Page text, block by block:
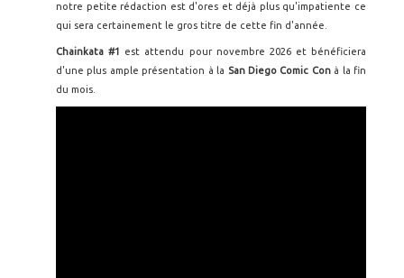
notre petite rédaction est d'ores et déjà plus qu'impatiente ce
qui sera certainement le gros titre de cette fin d'année.
Chainkata #1 est attendu pour novembre 2026 et bénéficiera
d'une plus ample présentation à la San Diego Comic Con à la fin
du mois.